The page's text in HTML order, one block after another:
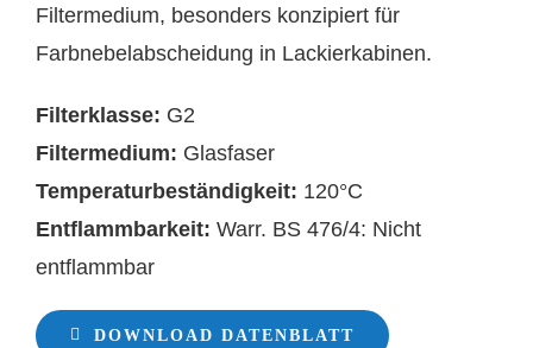
Filtermedium, besonders konzipiert für
Farbnebelabscheidung in Lackierkabinen.
Filterklasse: G2
Filtermedium: Glasfaser
Temperaturbeständigkeit: 120°C
Entflammbarkeit: Warr. BS 476/4: Nicht
entflammbar
DOWNLOAD DATENBLATT